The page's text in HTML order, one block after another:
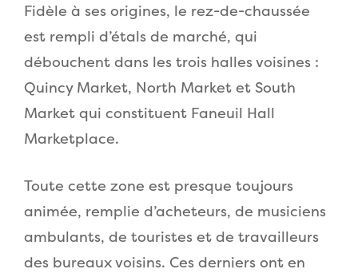
Fidèle à ses origines, le rez-de-chaussée
est rempli d’étals de marché, qui
débouchent dans les trois halles voisines :
Quincy Market, North Market et South
Market qui constituent Faneuil Hall
Marketplace.
Toute cette zone est presque toujours
animée, remplie d’acheteurs, de musiciens
ambulants, de touristes et de travailleurs
des bureaux voisins. Ces derniers ont en